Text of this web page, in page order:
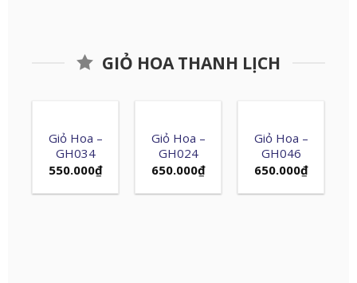
GIỎ HOA THANH LỊCH
Giỏ Hoa –
GH034
550.000₫
Giỏ Hoa –
GH024
650.000₫
Giỏ Hoa –
GH046
650.000₫